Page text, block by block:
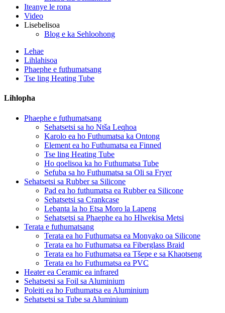
Iteanye le rona
Video
Lisebelisoa
Blog e ka Sehloohong
Lehae
Lihlahisoa
Phaephe e futhumatsang
Tse ling Heating Tube
Lihlopha
Phaephe e futhumatsang
Sehatsetsi sa ho Ntša Leqhoa
Karolo ea ho Futhumatsa ka Ontong
Element ea ho Futhumatsa ea Finned
Tse ling Heating Tube
Ho qoelisoa ka ho Futhumatsa Tube
Sefuba sa ho Futhumatsa sa Oli sa Fryer
Sehatsetsi sa Rubber sa Silicone
Pad ea ho futhumatsa ea Rubber ea Silicone
Sehatsetsi sa Crankcase
Lebanta la ho Etsa Moro la Lapeng
Sehatsetsi sa Phaephe ea ho Hlwekisa Metsi
Terata e futhumatsang
Terata ea ho Futhumatsa ea Monyako oa Silicone
Terata ea ho Futhumatsa ea Fiberglass Braid
Terata ea ho Futhumatsa ea Tšepe e sa Khaotseng
Terata ea ho Futhumatsa ea PVC
Heater ea Ceramic ea infrared
Sehatsetsi sa Foil sa Aluminium
Poleiti ea ho Futhumatsa ea Aluminium
Sehatsetsi sa Tube sa Aluminium